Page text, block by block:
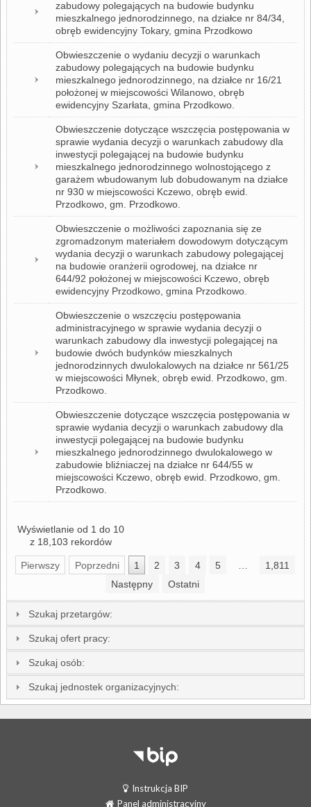
zabudowy polegających na budowie budynku
mieszkalnego jednorodzinnego, na działce nr 84/34,
obręb ewidencyjny Tokary, gmina Przodkowo
Obwieszczenie o wydaniu decyzji o warunkach
zabudowy polegających na budowie budynku
mieszkalnego jednorodzinnego, na działce nr 16/21
położonej w miejscowości Wilanowo, obręb
ewidencyjny Szarłata, gmina Przodkowo.
Obwieszczenie dotyczące wszczęcia postępowania w
sprawie wydania decyzji o warunkach zabudowy dla
inwestycji polegającej na budowie budynku
mieszkalnego jednorodzinnego wolnostojącego z
garażem wbudowanym lub dobudowanym na działce
nr 930 w miejscowości Kczewo, obręb ewid.
Przodkowo, gm. Przodkowo.
Obwieszczenie o możliwości zapoznania się ze
zgromadzonym materiałem dowodowym dotyczącym
wydania decyzji o warunkach zabudowy polegającej
na budowie oranżerii ogrodowej, na działce nr
644/92 położonej w miejscowości Kczewo, obręb
ewidencyjny Przodkowo, gmina Przodkowo.
Obwieszczenie o wszczęciu postępowania
administracyjnego w sprawie wydania decyzji o
warunkach zabudowy dla inwestycji polegającej na
budowie dwóch budynków mieszkalnych
jednorodzinnych dwulokalowych na działce nr 561/25
w miejscowości Młynek, obręb ewid. Przodkowo, gm.
Przodkowo.
Obwieszczenie dotyczące wszczęcia postępowania w
sprawie wydania decyzji o warunkach zabudowy dla
inwestycji polegającej na budowie budynku
mieszkalnego jednorodzinnego dwulokalowego w
zabudowie bliźniaczej na działce nr 644/55 w
miejscowości Kczewo, obręb ewid. Przodkowo, gm.
Przodkowo.
Wyświetlanie od 1 do 10
z 18,103 rekordów
Pierwszy Poprzedni 1 2 3 4 5
1,811
Następny
Ostatni
Szukaj przetargów:
Szukaj ofert pracy:
Szukaj osób:
Szukaj jednostek organizacyjnych:
Instrukcja BIP
Panel administracyjny